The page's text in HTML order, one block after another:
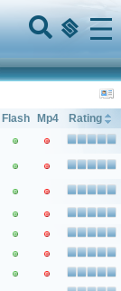
Menu
Flash Mp4
Rating